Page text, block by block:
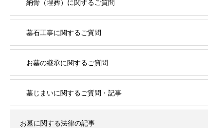
納骨（埋葬）に関するご質問
墓石工事に関するご質問
お墓の継承に関するご質問
墓じまいに関するご質問・記事
お墓に関する法律の記事